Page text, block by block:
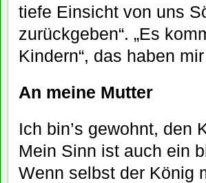
tiefe Einsicht von uns
zurückgeben“. „Es
Kindern“, das haben
An meine Mutter
Ich bin’s gewohnt, den
Mein Sinn ist auch ein
Wenn selbst der König